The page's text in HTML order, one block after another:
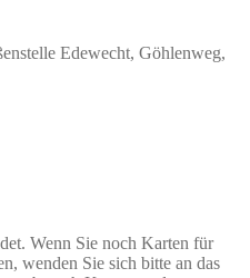
Edewecht, Göhlenweg,
Wenn Sie noch Karten für
wenden Sie sich bitte an das